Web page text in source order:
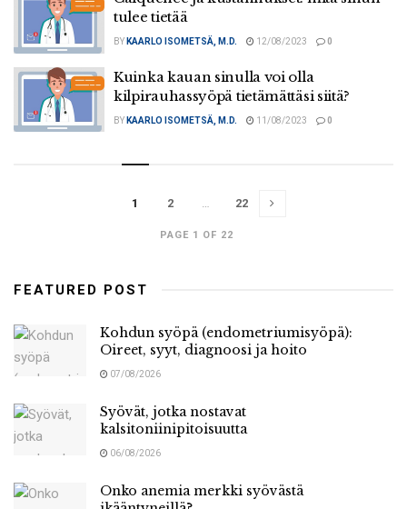
tulee tietää
BY KAARLO ISOMETSÄ, M.D. 12/08/2023 0
Kuinka kauan sinulla voi olla
kilpirauhassyöpä tietämättäsi siitä?
BY KAARLO ISOMETSÄ, M.D. 11/08/2023 0
PAGE 1 OF 22
1 2 … 22
FEATURED POST
Kohdun syöpä (endometriumisyöpä):
Oireet, syyt, diagnoosi ja hoito
07/08/2026
Syövät, jotka nostavat
kalsitoniinipitoisuutta
06/08/2026
Onko anemia merkki syövästä